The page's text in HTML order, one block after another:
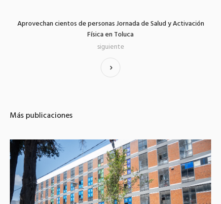
Aprovechan cientos de personas Jornada de Salud y Activación
Física en Toluca
siguiente
Más publicaciones